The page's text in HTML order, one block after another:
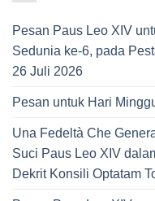
Pesan Paus Leo XIV
Sedunia ke-6, pada
26 Juli 2026
Pesan untuk Hari
Una Fedeltà Che
Suci Paus Leo XIV
Dekrit Konsili Optatam